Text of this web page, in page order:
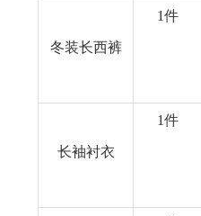
冬装长西裤
1件
长袖衬衣
1件